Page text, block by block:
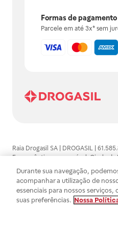
Formas de pagamento
Parcele em até 3x* sem
Raia Drogasil SA | DROGASIL |
Farmacêutico responsável: Gisele da
automedicação e não substituem,
persistirem os sintomas, um médico
SA trabalha com as tecnologias
efetuados estão sujeitos à
Durante sua navegação,
acompanhar a utilização de
essenciais para nossos
suas preferências. Nossa